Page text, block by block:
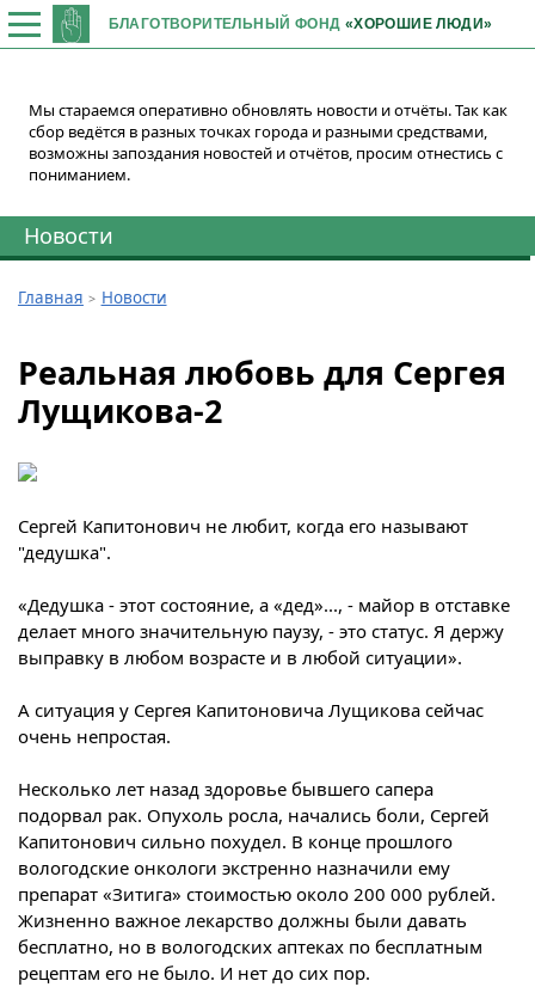
БЛАГОТВОРИТЕЛЬНЫЙ ФОНД «ХОРОШИЕ ЛЮДИ»
Мы стараемся оперативно обновлять новости и отчёты. Так как
сбор ведётся в разных точках города и разными средствами,
возможны запоздания новостей и отчётов, просим отнестись с
пониманием.
Новости
Главная Новости
Реальная любовь для Сергея
Лущикова-2
Сергей Капитонович не любит, когда его называют
"дедушка".
«Дедушка - этот состояние, а «дед»..., - майор в отставке
делает много значительную паузу, - это статус. Я держу
выправку в любом возрасте и в любой ситуации».
А ситуация у Сергея Капитоновича Лущикова сейчас
очень непростая.
Несколько лет назад здоровье бывшего сапера
подорвал рак. Опухоль росла, начались боли, Сергей
Капитонович сильно похудел. В конце прошлого
вологодские онкологи экстренно назначили ему
препарат «Зитига» стоимостью около 200 000 рублей.
Жизненно важное лекарство должны были давать
бесплатно, но в вологодских аптеках по бесплатным
рецептам его не было. И нет до сих пор.